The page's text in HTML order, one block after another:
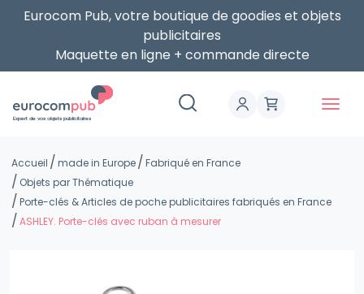
Eurocom Pub, votre boutique de goodies et objets
publicitaires
Maquette en ligne + commande directe
Expert de vos objets publicitaires
Accueil made in Europe
Fabriqué en France
Objets par Thématique
Porte-clés & Articles de poche publicitaires fabriqués en France
ASHLEY. Porte-clés avec ruban à mesurer